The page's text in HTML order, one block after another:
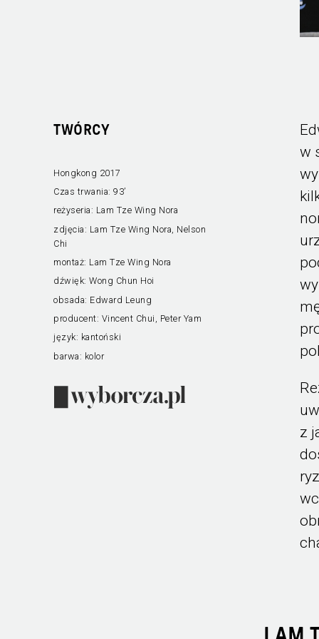
TWÓRCY
Hongkong 2017
Czas trwania: 93’
reżyseria: Lam Tze Wing Nora
zdjęcia: Lam Tze Wing Nora, Nelson
Chi
montaż: Lam Tze Wing Nora
dźwięk:Wong Chun Hoi
obsada: Edward Leung
producent: Vincent Chui, Peter Yam
język: kantoński
barwa: kolor
w
z